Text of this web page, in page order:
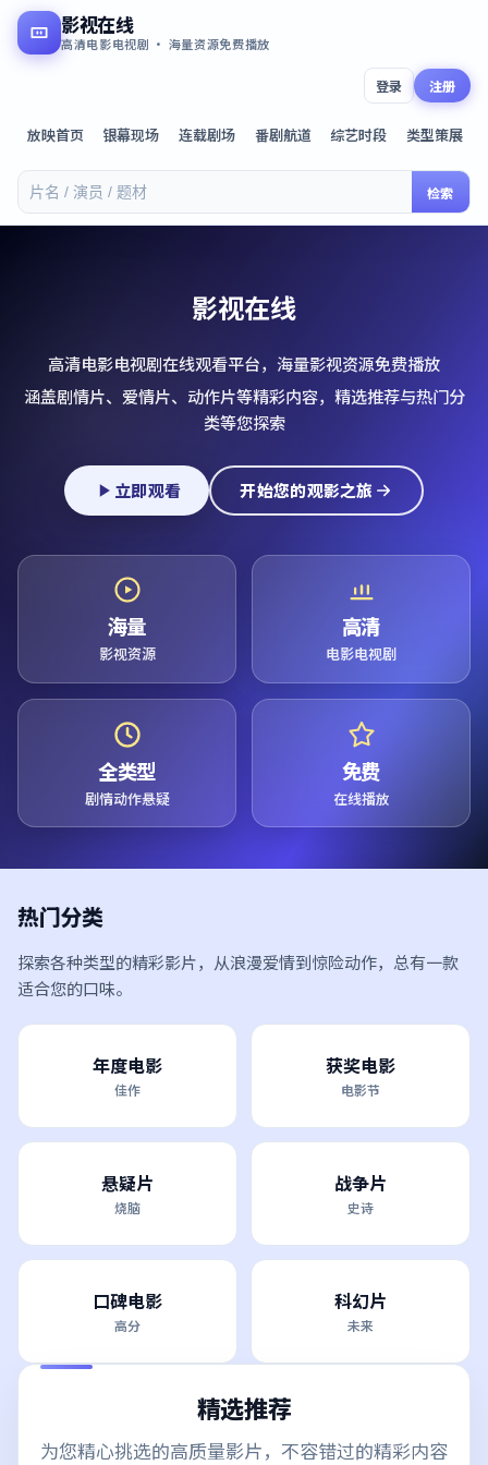
影视在线
高清电影电视剧 · 海量资源免费播放
放映首页 银幕现场 连载剧场 番剧航道 综艺时段 类型策展
检索
登录 注册
影视在线
高清电影电视剧在线观看平台，海量影视资源免费播放
涵盖剧情片、爱情片、动作片等精彩内容，精选推荐与热门分
类等您探索
立即观看 开始您的观影之旅
海量
影视资源
高清
电影电视剧
全类型
剧情动作悬疑
免费
在线播放
热门分类
探索各种类型的精彩影片，从浪漫爱情到惊险动作，总有一款
适合您的口味。
年度电影
佳作
获奖电影
电影节
悬疑片
烧脑
战争片
史诗
口碑电影
高分
科幻片
未来
精选推荐
为您精心挑选的高质量影片，不容错过的精彩内容